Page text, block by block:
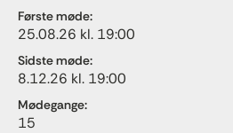
Første møde:
25.08.26 kl. 19:00
Sidste møde:
8.12.26 kl. 19:00
Mødegange:
15